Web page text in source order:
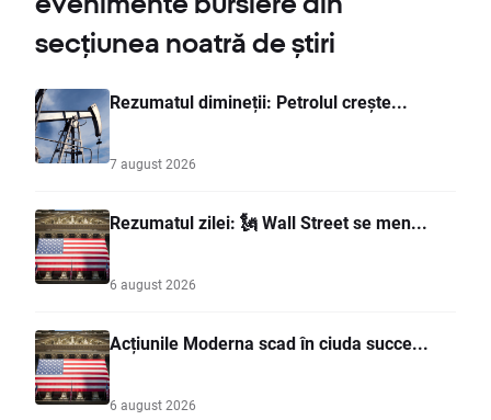
secțiunea noatră de știri
Rezumatul dimineții: Petrolul crește...
7 august 2026
Rezumatul zilei: 🗽 Wall Street se men...
6 august 2026
Acțiunile Moderna scad în ciuda succe...
6 august 2026